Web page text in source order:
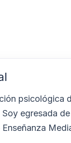
psicológica
egresada